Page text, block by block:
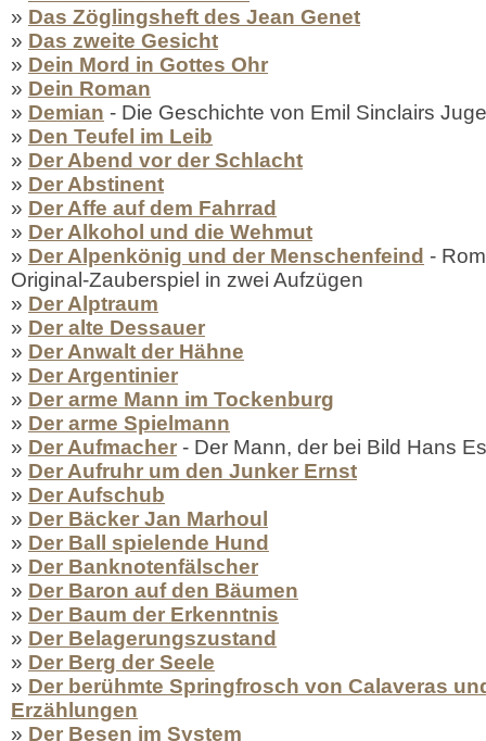
» Das Zöglingsheft des Jean Genet
» Das zweite Gesicht
» Dein Mord in Gottes Ohr
» Dein Roman
» Demian - Die Geschichte von Emil Sinclairs
» Den Teufel im Leib
» Der Abend vor der Schlacht
» Der Abstinent
» Der Affe auf dem Fahrrad
» Der Alkohol und die Wehmut
» Der Alpenkönig und der Menschenfeind -
Original-Zauberspiel in zwei Aufzügen
» Der Alptraum
» Der alte Dessauer
» Der Anwalt der Hähne
» Der Argentinier
» Der arme Mann im Tockenburg
» Der arme Spielmann
» Der Aufmacher - Der Mann, der bei Bild Hans
» Der Aufruhr um den Junker Ernst
» Der Aufschub
» Der Bäcker Jan Marhoul
» Der Ball spielende Hund
» Der Banknotenfälscher
» Der Baron auf den Bäumen
» Der Baum der Erkenntnis
» Der Belagerungszustand
» Der Berg der Seele
» Der berühmte Springfrosch von Calaveras
Erzählungen
» Der Besen im System